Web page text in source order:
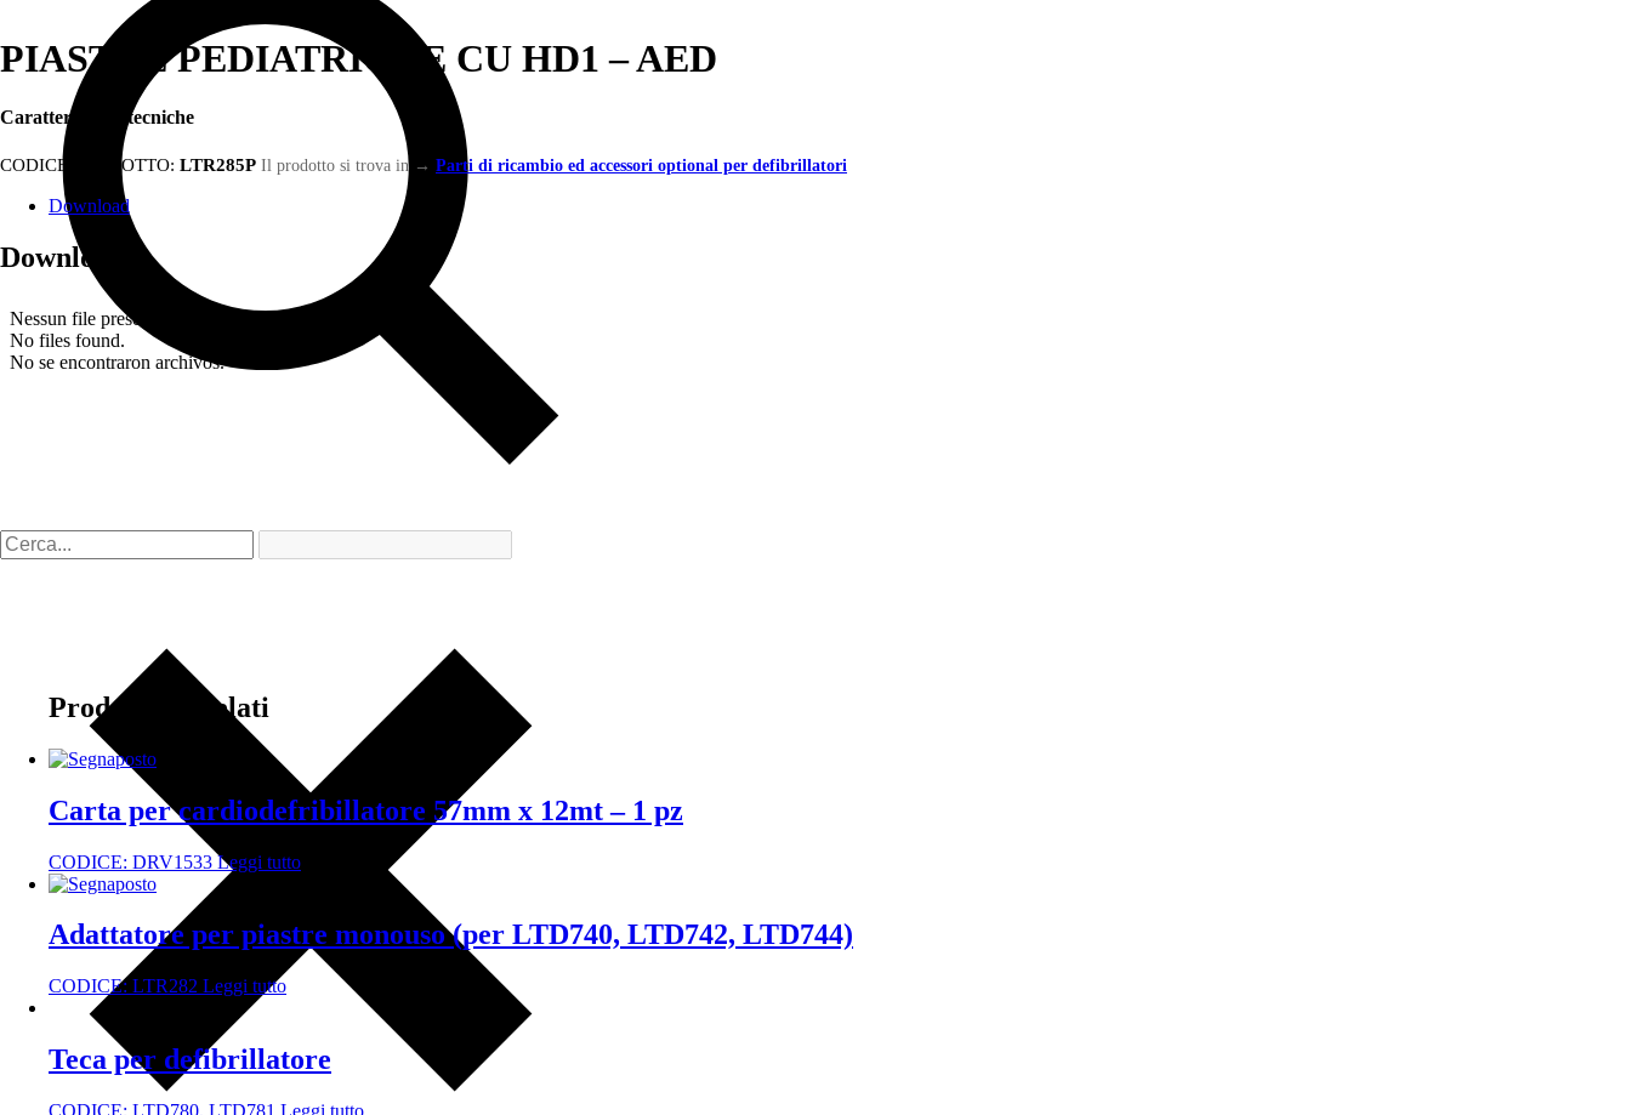
PIASTRE PEDIATRICHE CU HD1 – AED
Caratteristiche tecniche
CODICE PRODOTTO: LTR285P Il prodotto si trova in → Parti di ricambio ed accessori optional per defibrillatori
Download
Download
Prodotti correlati
Carta per cardiodefribillatore 57mm x 12mt – 1 pz
CODICE: DRV1533 Leggi tutto
Adattatore per piastre monouso (per LTD740, LTD742, LTD744)
CODICE: LTR282 Leggi tutto
Teca per defibrillatore